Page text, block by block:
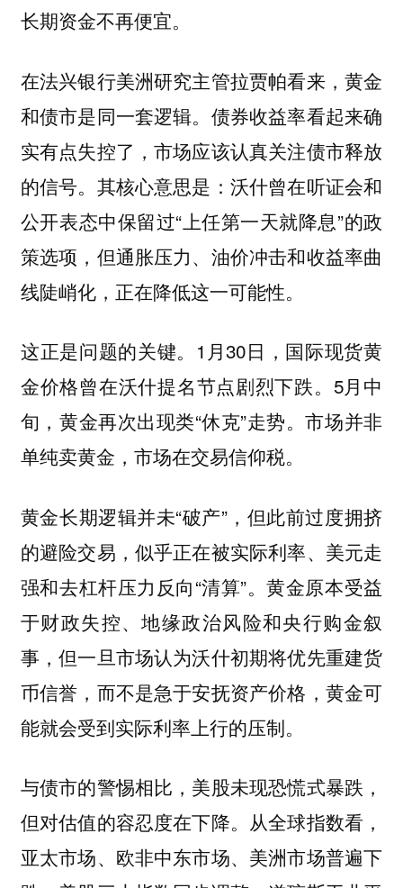
长期资金不再便宜。
在法兴银行美洲研究主管拉贾帕看来，黄金
和债市是同一套逻辑。债券收益率看起来确
实有点失控了，市场应该认真关注债市释放
的信号。其核心意思是：沃什曾在听证会和
公开表态中保留过“上任第一天就降息”的政
策选项，但通胀压力、油价冲击和收益率曲
线陡峭化，正在降低这一可能性。
这正是问题的关键。1月30日，国际现货黄
金价格曾在沃什提名节点剧烈下跌。5月中
旬，黄金再次出现类“休克”走势。市场并非
单纯卖黄金，市场在交易信仰税。
黄金长期逻辑并未“破产”，但此前过度拥挤
的避险交易，似乎正在被实际利率、美元走
强和去杠杆压力反向“清算”。黄金原本受益
于财政失控、地缘政治风险和央行购金叙
事，但一旦市场认为沃什初期将优先重建货
币信誉，而不是急于安抚资产价格，黄金可
能就会受到实际利率上行的压制。
与债市的警惕相比，美股未现恐慌式暴跌，
但对估值的容忍度在下降。从全球指数看，
亚太市场、欧非中东市场、美洲市场普遍下